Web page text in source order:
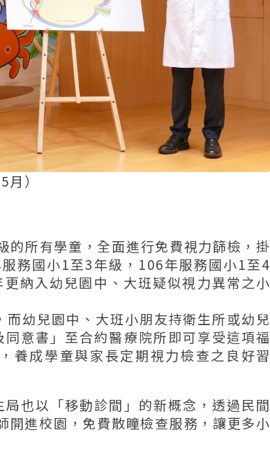
）
所有學童，全面進行免費視力篩檢，掛
務國小1至3年級，106年服務國小1至4
納入幼兒園中、大班疑似視力異常之小
幼兒園中、大班小朋友持衛生所或幼兒
意書」至合約醫療院所即可享受這項福
養成學童與家長定期視力檢查之良好習
也以「移動診間」的新概念，透過民間
進校園，免費散瞳檢查服務，讓更多小